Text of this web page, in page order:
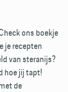
ons boekje
je recepten
van steranijs?
hoe jij tapt!
de